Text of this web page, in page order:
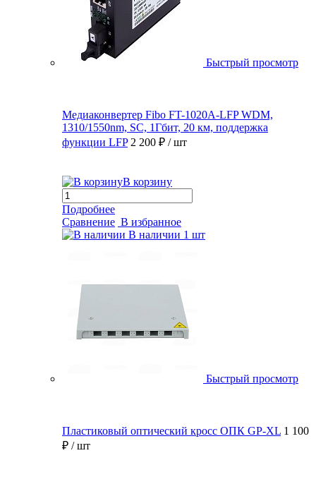
Быстрый просмотр
Медиаконвертер Fibo FT-1020A-LFP WDM,
1310/1550nm, SC, 1Гбит, 20 км, поддержка
функции LFP 2 200 ₽ / шт
В корзину
Подробнее
Сравнение В избранное
В наличии 1 шт
Быстрый просмотр
Пластиковый оптический кросс ОПК GP-XL 1 100
₽ / шт